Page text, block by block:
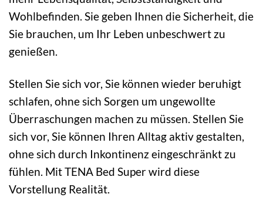
Wohlbefinden. Sie geben Ihnen die Sicherheit, die
Sie brauchen, um Ihr Leben unbeschwert zu
genießen.
Stellen Sie sich vor, Sie können wieder beruhigt
schlafen, ohne sich Sorgen um ungewollte
Überraschungen machen zu müssen. Stellen Sie
sich vor, Sie können Ihren Alltag aktiv gestalten,
ohne sich durch Inkontinenz eingeschränkt zu
fühlen. Mit TENA Bed Super wird diese
Vorstellung Realität.